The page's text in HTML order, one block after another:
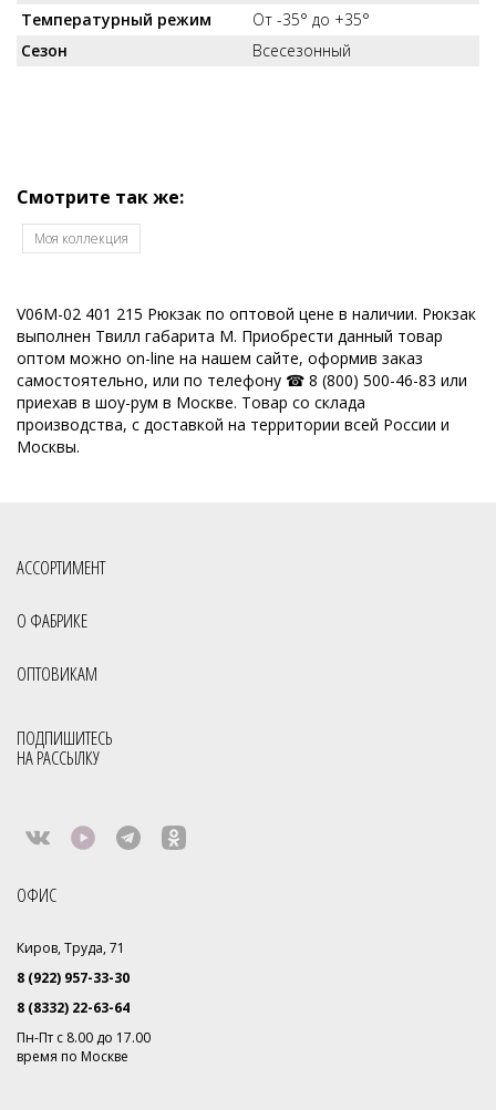
Температурный режим
От -35° до +35°
Сезон
Всесезонный
Смотрите так же:
Моя коллекция
V06M-02 401 215 Рюкзак по оптовой цене в наличии. Рюкзак
выполнен Твилл габарита M. Приобрести данный товар
оптом можно on-line на нашем сайте, оформив заказ
самостоятельно, или по телефону ☎ 8 (800) 500-46-83 или
приехав в шоу-рум в Москве. Товар со склада
производства, с доставкой на территории всей России и
Москвы.
АССОРТИМЕНТ
О ФАБРИКЕ
ОПТОВИКАМ
ПОДПИШИТЕСЬ
НА РАССЫЛКУ
ОФИС
Киров, Труда, 71
8 (922) 957-33-30
8 (8332) 22-63-64
Пн-Пт с 8.00 до 17.00
время по Москве